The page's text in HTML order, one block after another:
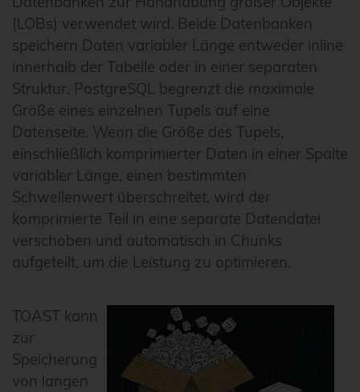
(LOBs) verwendet wird. Beide Datenbanken
speichern Daten variabler Länge entweder inline
innerhalb der Tabelle oder in einer separaten
Struktur. PostgreSQL begrenzt die maximale
Größe eines einzelnen Tupels auf eine
Datenseite. Wenn die Größe des Tupels,
einschließlich komprimierter Daten in einer Spalte
variabler Länge, einen bestimmten
Schwellenwert überschreitet, wird der
komprimierte Teil in eine separate Datendatei
verschoben und automatisch in Chunks
aufgeteilt, um die Leistung zu optimieren.
TOAST kann
zur
Speicherung
von langen